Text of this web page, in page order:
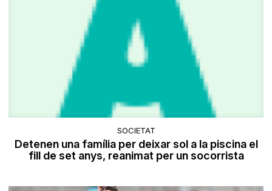
SOCIETAT
Detenen una família per deixar sol a la piscina el
fill de set anys, reanimat per un socorrista